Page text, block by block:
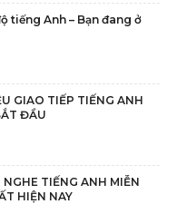
tiếng Anh – Bạn đang ở
GIAO TIẾP TIẾNG ANH
ĐẦU
TIẾNG ANH MIỄN
HIỆN NAY